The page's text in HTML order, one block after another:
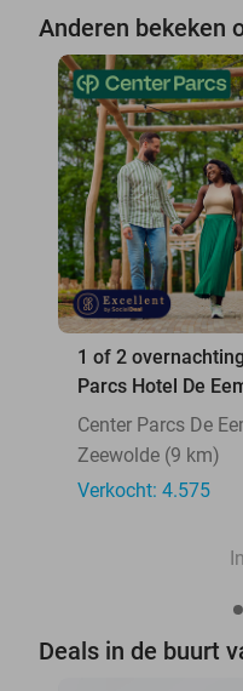
Anderen bekeken
1 of 2
Parcs Hotel De
Center Parcs De
Zeewolde (9 km)
Verkocht: 4.575
Deals in de buurt